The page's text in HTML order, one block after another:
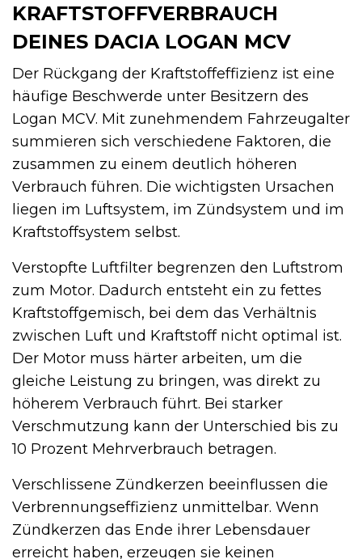
KRAFTSTOFFVERBRAUCH
DEINES DACIA LOGAN MCV
Der Rückgang der Kraftstoffeffizienz ist eine
häufige Beschwerde unter Besitzern des
Logan MCV. Mit zunehmendem Fahrzeugalter
summieren sich verschiedene Faktoren, die
zusammen zu einem deutlich höheren
Verbrauch führen. Die wichtigsten Ursachen
liegen im Luftsystem, im Zündsystem und im
Kraftstoffsystem selbst.
Verstopfte Luftfilter begrenzen den Luftstrom
zum Motor. Dadurch entsteht ein zu fettes
Kraftstoffgemisch, bei dem das Verhältnis
zwischen Luft und Kraftstoff nicht optimal ist.
Der Motor muss härter arbeiten, um die
gleiche Leistung zu bringen, was direkt zu
höherem Verbrauch führt. Bei starker
Verschmutzung kann der Unterschied bis zu
10 Prozent Mehrverbrauch betragen.
Verschlissene Zündkerzen beeinflussen die
Verbrennungseffizienz unmittelbar. Wenn
Zündkerzen das Ende ihrer Lebensdauer
erreicht haben, erzeugen sie keinen